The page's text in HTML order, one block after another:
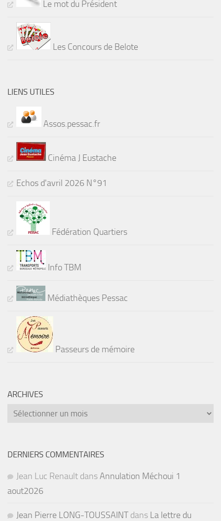
Le mot du Président
Les Concours de Belote
LIENS UTILES
Assos.pessac.fr
Cinéma J Eustache
Echos d'avril 2026 N°91
Fédération Quartiers
Info TBM
Médiathèques Pessac
Passeurs de mémoire
ARCHIVES
Archives
DERNIERS COMMENTAIRES
Jean Luc Renault dansAnnulation Méchoui 1
aout2026
Jean Pierre LONG-TOUSSAINTdans La lettre du